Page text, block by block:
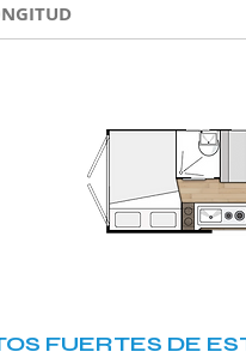
FUERTES DE